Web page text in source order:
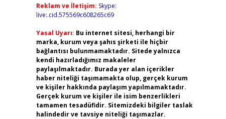
Reklam ve İletişim: Skype:
live:.cid.575569c608265c69
Yasal Uyarı: Bu internet sitesi, herhangi bir
marka, kurum veya şahıs şirketi ile hiçbir
bağlantısı bulunmamaktadır. Sitede yalnızca
kendi hazırladığımız makaleler
paylaşılmaktadır. Burada yer alan içerikler
haber niteliği taşımamakta olup, gerçek kurum
ve kişiler hakkında paylaşım yapılmamaktadır.
Gerçek kurum ve kişiler ile isim benzerlikleri
tamamen tesadüfidir. Sitemizdeki bilgiler taslak
halindedir ve tavsiye niteliği taşımazlar.